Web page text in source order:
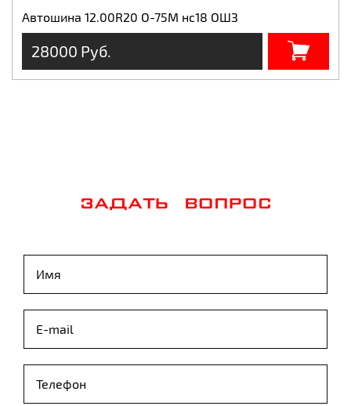
Автошина 12.00R20 О-75М нс18 ОШЗ
28000 Руб.
ЗАДАТЬ ВОПРОС